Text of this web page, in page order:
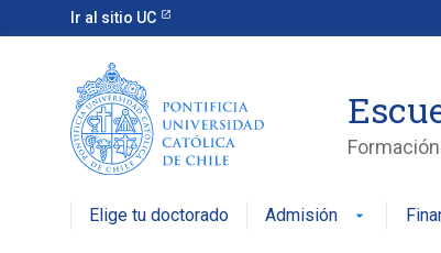
Ir al sitio UC
Elige tu doctorado Admisión